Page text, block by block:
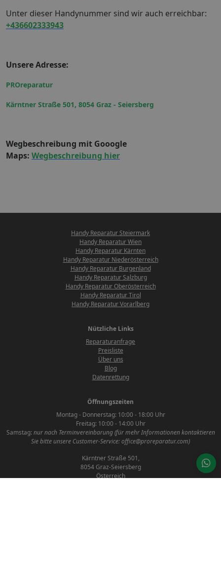
Unter dieser Handynummer sind wir auch erreichbar:
+436602333943
Unsere Adresse:
PROreparatur
Kärntner Straße 501, 8054 Graz - Seiersberg
Wegbeschreibung mit Gooogle
Maps: Wegbeschreibung hier
Handy Reparatur Steiermark
Handy Reparatur Wien
Handy Reparatur Kärnten
Handy Reparatur Niederösterreich
Handy Reparatur Burgenland
Handy Reparatur Salzburg
Handy Reparatur Oberösterreich
Handy Reparatur Tirol
Handy Reparatur Vorarlberg
Nützliche Links
Reparaturanfrage
Preisliste
Über uns
Blog
Datenrettung
Öffnungszeiten
Montag - Donnerstag: 10:00 - 18:00 Uhr
Freitag: 10:00 - 14:00 Uhr
Samstag: nur nach Terminvereinbarung (für mehr Informationen kontaktieren
Sie bitte unsere Customer-Service: office@proreparatur.com)
Kärntner Straße 501,
8054 Graz-Seiersberg
Österreich